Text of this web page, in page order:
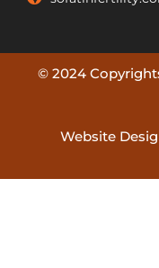
© 2024
Website